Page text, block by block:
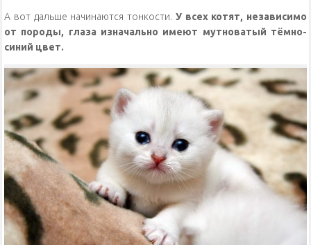
А вот дальше начинаются тонкости. У всех котят, независимо
от породы, глаза изначально имеют мутноватый тёмно-
синий цвет.